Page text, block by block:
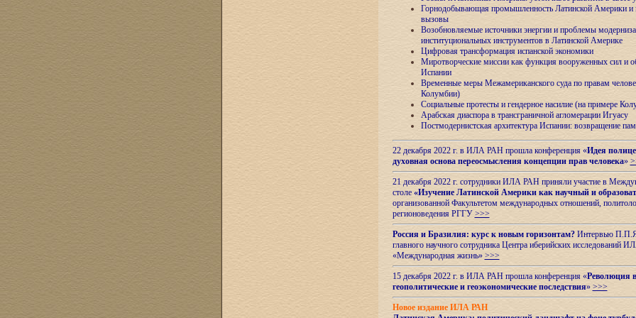
Горнодобывающая промышленность Латинской Америки и
вызовы
Возобновляемые источники энергии и проблемы
институциональных инструментов в Латинской Америке
Цифровая трансформация испанской экономики
Миротворческие миссии как функция вооруженных сил и
Испании
Временные меры Межамериканского суда по правам
Колумбии)
Социальные протесты и гендерное насилие (на примере
Арабская диаспора в трансграничной агломерации Игуасу
Постмодернистская архитектура Испании: возвращение
22 декабря 2022 г. в ИЛА РАН прошла конференция «Идея
духовная основа переосмысления концепции прав человека»
21 декабря 2022 г. сотрудники ИЛА РАН приняли участие в
столе «Изучение Латинской Америки как научный и
организованной Факультетом международных отношений,
регионоведения РГГУ >>>
Россия и Бразилия: курс к новым горизонтам?Интервью
главного научного сотрудника Центра иберийских исследований
«Международная жизнь» >>>
15 декабря 2022 г. в ИЛА РАН прошла конференция «Революция
геополитические и геоэкономические последствия» >>>
Новое издание ИЛА РАН